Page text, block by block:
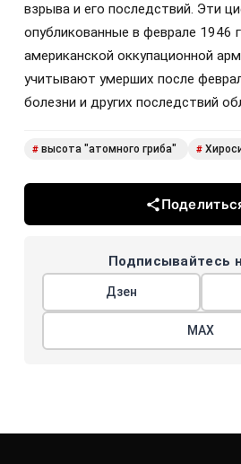
взрыва и его последствий. Эти
опубликованные в феврале 1946
американской оккупационной
учитывают умерших после
болезни и других последствий
# высота "атомного гриба" #
Подписывайтесь
Дзен
МАХ